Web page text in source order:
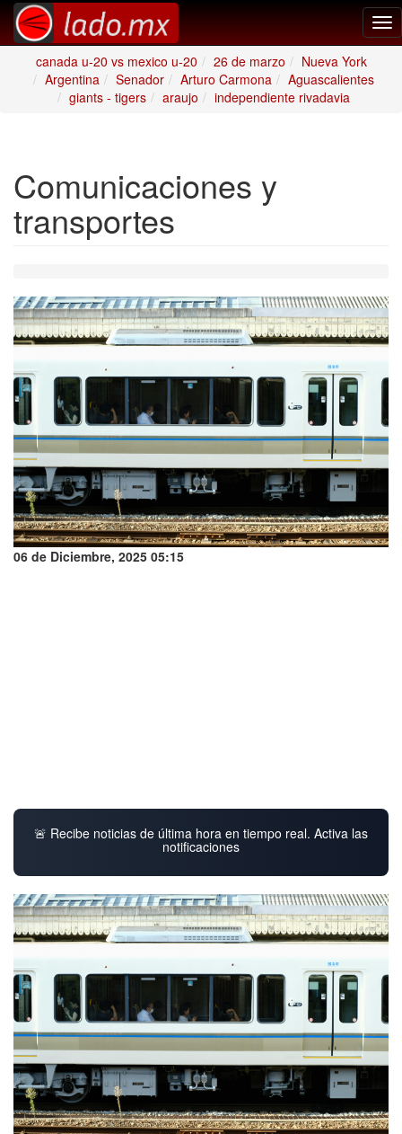
canada u-20 vs mexico u-20
26 de marzo
Nueva York
Argentina
Senador Arturo Carmona
Aguascalientes
giants - tigers
araujo independiente rivadavia
Comunicaciones y
transportes
06 de Diciembre, 2025 05:15
🚨 Recibe noticias de última hora en tiempo real. Activa las
notificaciones